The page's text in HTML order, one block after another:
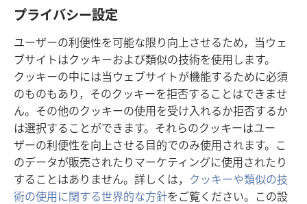
プライバシー設定
ユーザーの利便性を可能な限り向上させるため，当ウェ
ブサイトはクッキーおよび類似の技術を使用します。
クッキーの中には当ウェブサイトが機能するために必須
のものもあり，そのクッキーを拒否することはできませ
ん。その他のクッキーの使用を受け入れるか拒否するか
は選択することができます。それらのクッキーはユー
ザーの利便性を向上させる目的でのみ使用されます。こ
のデータが販売されたりマーケティングに使用されたり
することはありません。詳しくは， クッキーや類似の技
術の使用に関する世界的な方針をご覧ください。この設
寄付
し
い
タ
ブ
で
開
く）
ものみの塔 オンライン・ライブラリー
（新
し
い
タ
ブ
で
開
く）
JW Hub ®
（新
し
い
タ
ブ
で
開
く）
JW Library
Watchtower Library®